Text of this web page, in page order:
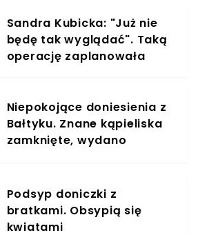
Sandra Kubicka: "Już nie
będę tak wyglądać". Taką
operację zaplanowała
Niepokojące doniesienia z
Bałtyku. Znane kąpieliska
zamknięte, wydano
Podsyp doniczki z
bratkami. Obsypią się
kwiatami